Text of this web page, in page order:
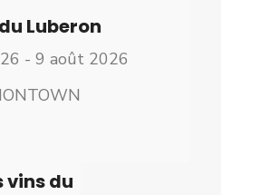
Luberon
- 9 août 2026
vins du